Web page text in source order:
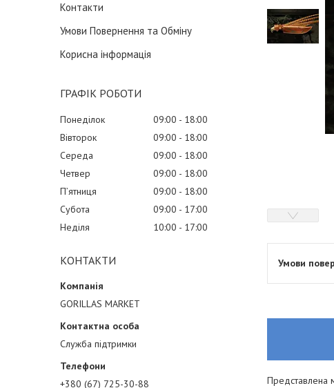
Контакти
Умови Повернення та Обміну
Корисна інформація
ГРАФІК РОБОТИ
Понеділок 09:00
18:00
Вівторок
09:00
18:00
Середа
09:00
18:00
Четвер
09:00
18:00
Пʼятниця
09:00
18:00
Субота
09:00
17:00
Неділя
10:00 17:00
КОНТАКТИ
GORILLAS MARKET
Служба підтримки
+380 (67) 725-30-88
Представлена